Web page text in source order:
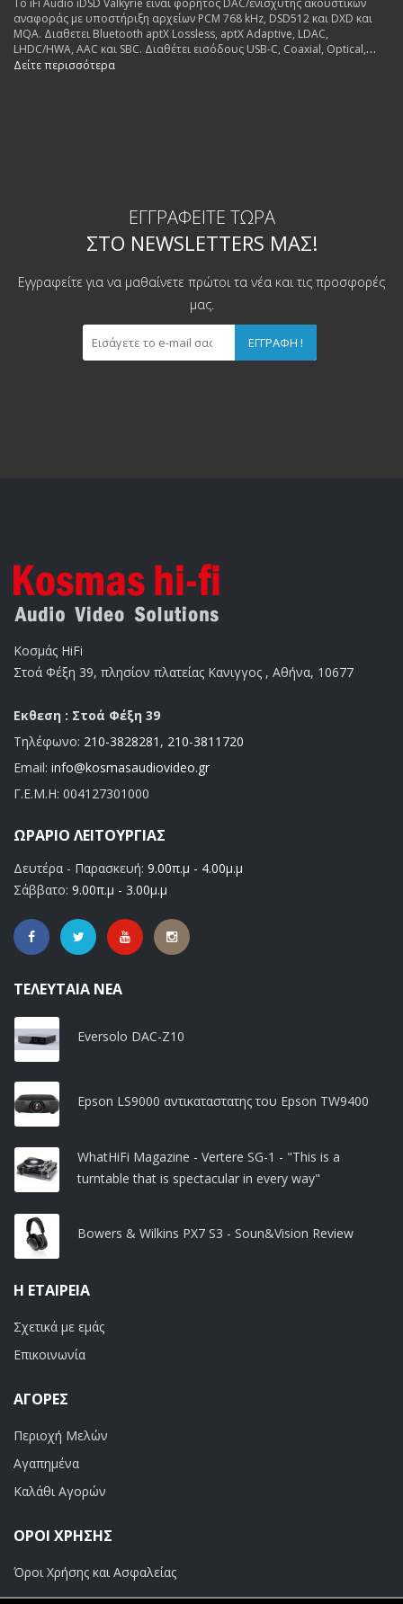
αναφοράς με υποστήριξη αρχείων PCM 768 kHz, DSD512 και DXD και
MQA. Διαθετει Bluetooth aptX Lossless, aptX Adaptive, LDAC,
LHDC/HWA, AAC και SBC. Διαθέτει εισόδους USB-C, Coaxial, Optical,
Balanced 4.4 mm και Single-Ended 3.5 mm, ενώ οι έξοδοι
Δείτε περισσότερα
ΕΓΓΡΑΦΕΊΤΕ ΤΏΡΑ
ΣΤΟ NEWSLETTERS ΜΑΣ!
Εγγραφείτε για να μαθαίνετε πρώτοι τα νέα και τις προσφορές
μας.
ΕΓΓΡΑΦΉ !
Κοσμάς HiFi
Στοά Φέξη 39, πλησίον πλατείας Κανιγγος , Αθήνα, 10677
Εκθεση : Στοά Φέξη 39
Τηλέφωνο: 210-3828281 , 210-3811720
Email: info@kosmasaudiovideo.gr
Γ.Ε.Μ.Η: 004127301000
ΩΡΆΡΙΟ ΛΕΙΤΟΥΡΓΊΑΣ
Δευτέρα - Παρασκευή: 9.00π.μ - 4.00μ.μ
Σάββατο: 9.00π.μ - 3.00μ.μ
ΤΕΛΕΥΤΑΊΑ ΝΈΑ
Eversolo DAC-Z10
Epson LS9000 αντικαταστατης του Epson TW9400
WhatHiFi Magazine - Vertere SG-1 - "This is a
turntable that is spectacular in every way"
Bowers & Wilkins PX7 S3 - Soun&Vision Review
Η ΕΤΑΙΡΕΊΑ
Σχετικά με εμάς
Επικοινωνία
ΑΓΟΡΈΣ
Περιοχή Μελών
Αγαπημένα
Καλάθι Αγορών
ΟΡΟΙ ΧΡΗΣΗΣ
Όροι Χρήσης και Ασφαλείας